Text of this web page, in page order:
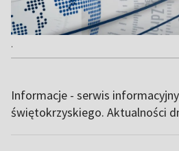
.
Informacje - serwis
świętokrzyskiego. Aktualności